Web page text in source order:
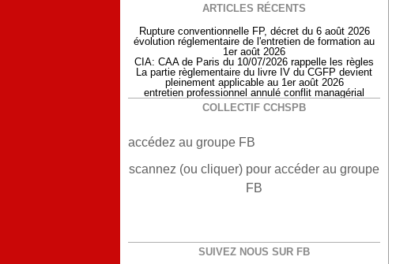
ARTICLES RÉCENTS
Rupture conventionnelle FP, décret du 6 août 2026
évolution réglementaire de l'entretien de formation au
1er août 2026
CIA: CAA de Paris du 10/07/2026 rappelle les règles
La partie règlementaire du livre IV du CGFP devient
pleinement applicable au 1er août 2026
entretien professionnel annulé conflit managérial
COLLECTIF CCHSPB
accédez au groupe FB
scannez (ou cliquer) pour accéder au groupe
FB
SUIVEZ NOUS SUR FB